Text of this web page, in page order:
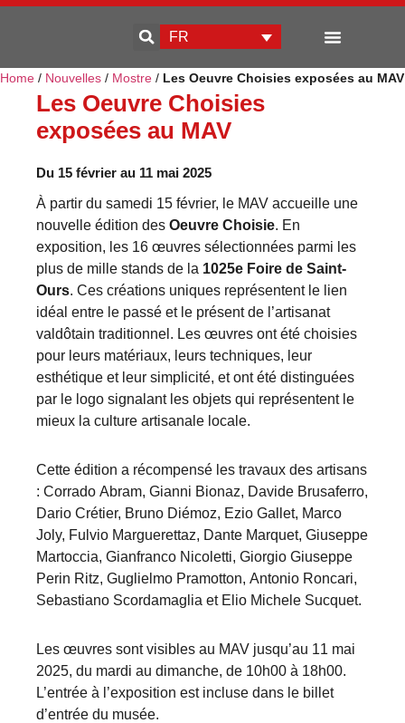
FR
Home / Nouvelles / Mostre / Les Oeuvre Choisies exposées au MAV
Les Oeuvre Choisies
exposées au MAV
Du 15 février au 11 mai 2025
À partir du samedi 15 février, le MAV accueille une
nouvelle édition desOeuvre Choisie. En
exposition, les 16 œuvres sélectionnées parmi les
plus de mille stands de la 1025e Foire de Saint-
Ours. Ces créations uniques représentent le lien
idéal entre le passé et le présent de l’artisanat
valdôtain traditionnel. Les œuvres ont été choisies
pour leurs matériaux, leurs techniques, leur
esthétique et leur simplicité, et ont été distinguées
par le logo signalant les objets qui représentent le
mieux la culture artisanale locale.
Cette édition a récompensé les travaux des artisans
: Corrado Abram, Gianni Bionaz, Davide Brusaferro,
Dario Crétier, Bruno Diémoz, Ezio Gallet, Marco
Joly, Fulvio Marguerettaz, Dante Marquet, Giuseppe
Martoccia, Gianfranco Nicoletti, Giorgio Giuseppe
Perin Ritz, Guglielmo Pramotton, Antonio Roncari,
Sebastiano Scordamaglia et Elio Michele Sucquet.
Les œuvres sont visibles au MAV jusqu’au 11 mai
2025, du mardi au dimanche, de 10h00 à 18h00.
L’entrée à l’exposition est incluse dans le billet
d’entrée du musée.